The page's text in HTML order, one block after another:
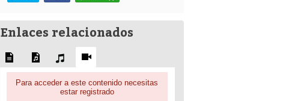
Enlaces relacionados
Para acceder a este contenido necesitas
estar registrado